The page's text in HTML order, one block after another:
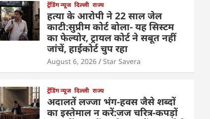
ट्रेंडिंग न्यूज दिल्ली राज्य
हत्या के आरोपी ने 22 साल जेल
काटी:सुप्रीम कोर्ट बोला- यह सिस्टम
का फेल्योर, ट्रायल कोर्ट ने सबूत नहीं
जांचें, हाईकोर्ट चुप रहा
August 6, 2026 Star Savera
ट्रेंडिंग न्यूज दिल्ली राज्य
अदालतें लज्जा भंग-हवस जैसे शब्दों
का इस्तेमाल न करें:जज चरित्र-कपड़ों